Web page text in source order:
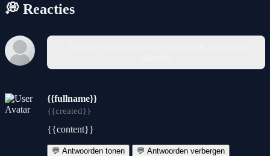
💭 Reacties
{{fullname}}
{{created}}
{{content}}
💬 Antwoorden tonen 💬 Antwoorden verbergen